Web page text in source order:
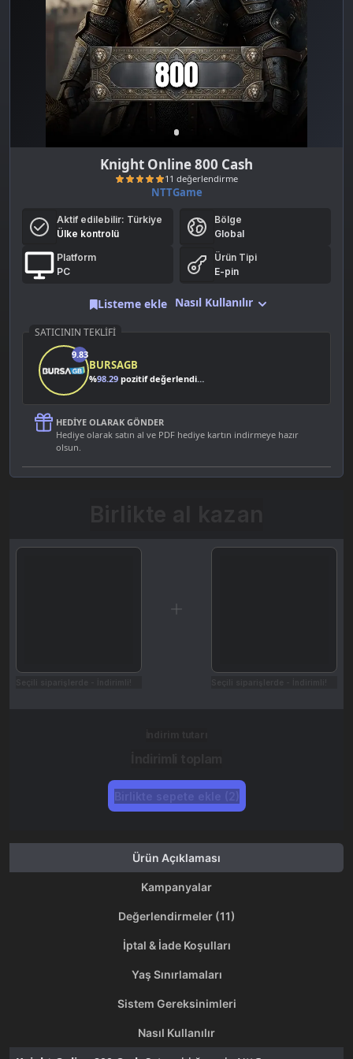
Knight Online 800 Cash
11 değerlendirme
NTTGame
Aktif edilebilir: Türkiye
Ülke kontrolü
Bölge
Global
Platform
PC
Ürün Tipi
E-pin
Nasıl Kullanılır
Listeme ekle
SATICININ TEKLIFI
9.83
BURSAGB
%98.29 pozitif değerlendirme
HEDIYE OLARAK GÖNDER
Hediye olarak satın al ve PDF hediye kartın indirmeye hazır
olsun.
Ürün Açıklaması
Kampanyalar
Değerlendirmeler (11)
İptal & İade Koşulları
Yaş Sınırlamaları
Sistem Gereksinimleri
Nasıl Kullanılır